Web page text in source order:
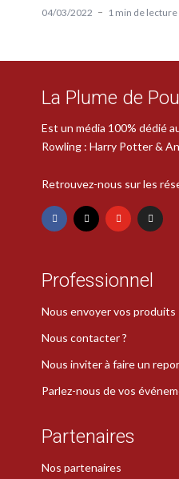
04/03/2022 1 min de lecture
La Plume de
Est un média 100% dédié
Rowling : Harry Potter &
Retrouvez-nous sur les
Professionnel
Nous envoyer vos produits
Nous contacter ?
Nous inviter à faire un
Parlez-nous de vos
Partenaires
Nos partenaires